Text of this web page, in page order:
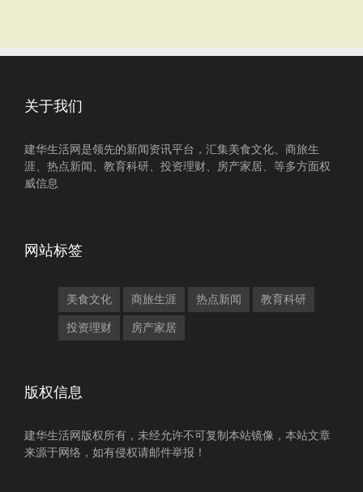
关于我们
建华生活网是领先的新闻资讯平台，汇集美食文化、商旅生
涯、热点新闻、教育科研、投资理财、房产家居、等多方面权
威信息
网站标签
美食文化 商旅生涯 热点新闻 教育科研
投资理财 房产家居
版权信息
建华生活网版权所有，未经允许不可复制本站镜像，本站文章
来源于网络，如有侵权请邮件举报！